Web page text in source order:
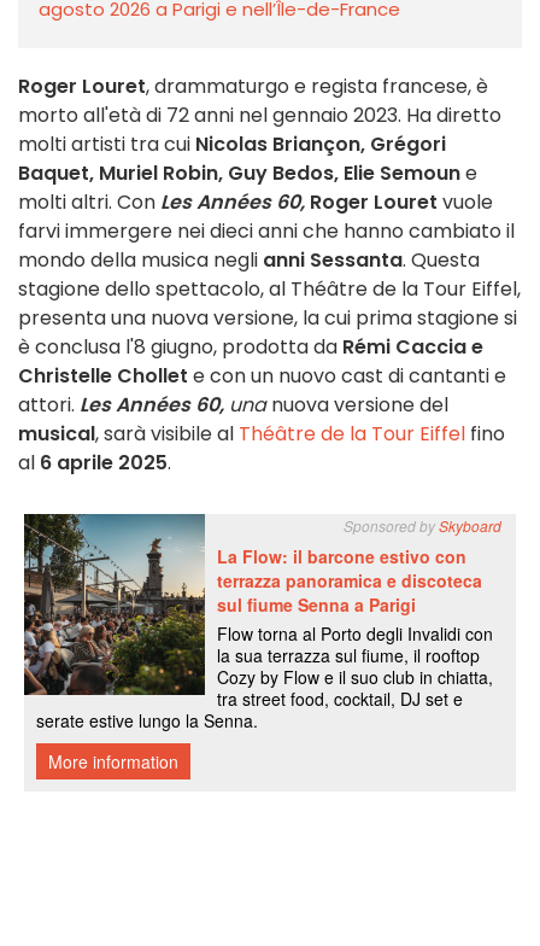
agosto 2026 a Parigi e nell’Île-de-France
Roger Louret, drammaturgo e regista francese, è
morto all'età di 72 anni nel gennaio 2023. Ha diretto
molti artisti tra cui Nicolas Briançon, Grégori
Baquet, Muriel Robin, Guy Bedos, Elie Semoune
molti altri. Con Les Années 60, Roger Louret vuole
farvi immergere nei dieci anni che hanno cambiato il
mondo della musica negli anni Sessanta. Questa
stagione dello spettacolo, al Théâtre de la Tour Eiffel,
presenta una nuova versione, la cui prima stagione si
è conclusa l'8 giugno, prodotta da Rémi Caccia e
Christelle Chollet e con un nuovo cast di cantanti e
attori. Les Années 60, unanuova versione del
musical, sarà visibile al Théâtre de la Tour Eiffel fino
al 6 aprile 2025.